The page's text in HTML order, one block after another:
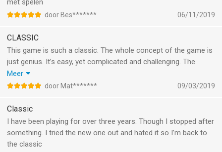
om 05:32.
met spelen
door Bes******* 06/11/2019
CLASSIC
This game is such a classic. The whole concept of the game is
just genius. It’s easy, yet complicated and challenging. The
graphics really finish it off, it’s great to look at. Have been
playing for a long time now. When I’ve been running for a while,
updating the game in the future so it will be supported on newer
devices!
Meer
door Mat******* 09/03/2019
Classic
I have been playing for over three years. Though I stopped after
something. I tried the new one out and hated it so I’m back to
the classic